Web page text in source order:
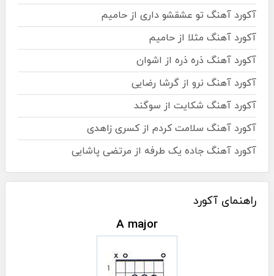
آکورد آهنگ تو عشقشو داری از حامیم
آکورد آهنگ مثلا از حامیم
آکورد آهنگ ذره ذره از اشوان
آکورد آهنگ نرو از گرشا رضایی
آکورد آهنگ شکایت از سوگند
آکورد آهنگ سلامت کردم از کسری زاهدی
آکورد آهنگ جاده یک طرفه از مرتضی پاشایی
راهنمای آکورد
A major